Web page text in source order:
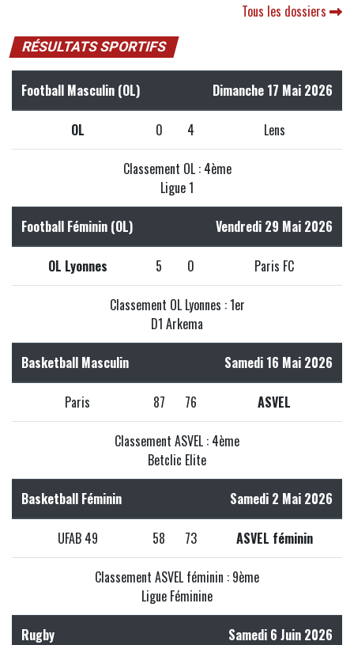
Tous les dossiers
RÉSULTATS SPORTIFS
Football Masculin (OL) Dimanche 17 Mai 2026
OL 0 4 Lens
Classement OL : 4ème
Ligue 1
Football Féminin (OL) Vendredi 29 Mai 2026
OL Lyonnes 5 0 Paris FC
Classement OL Lyonnes : 1er
D1 Arkema
Basketball Masculin Samedi 16 Mai 2026
Paris 87 76 ASVEL
Classement ASVEL : 4ème
Betclic Elite
Basketball Féminin Samedi 2 Mai 2026
UFAB 49 58 73 ASVEL féminin
Classement ASVEL féminin : 9ème
Ligue Féminine
Rugby Samedi 6 Juin 2026